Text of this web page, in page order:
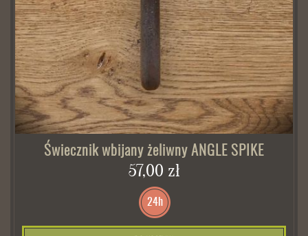
Świecznik wbijany żeliwny ANGLE SPIKE
57,00 zł
24h